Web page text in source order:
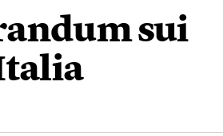
sui